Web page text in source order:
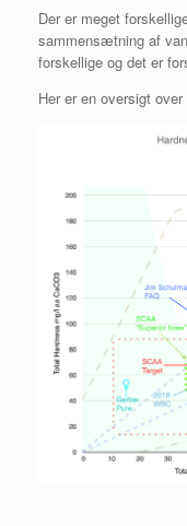
Der er meget
sammensætning af
forskellige og det er
Her er en oversigt